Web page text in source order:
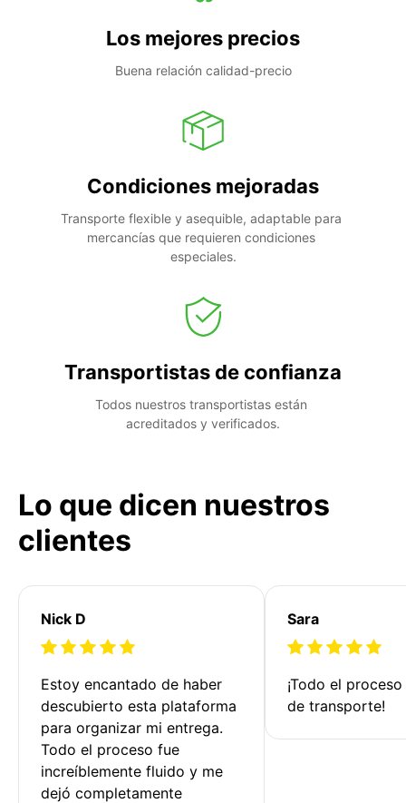
Los mejores precios
Buena relación calidad-precio
Condiciones mejoradas
Transporte flexible y asequible, adaptable para
mercancías que requieren condiciones
especiales.
Transportistas de confianza
Todos nuestros transportistas están
acreditados y verificados.
Lo que dicen nuestros
clientes
Nick D
Estoy encantado de haber
descubierto esta plataforma
para organizar mi entrega.
Todo el proceso fue
increíblemente fluido y me
dejó completamente
Sara
¡Todo el
de transporte!